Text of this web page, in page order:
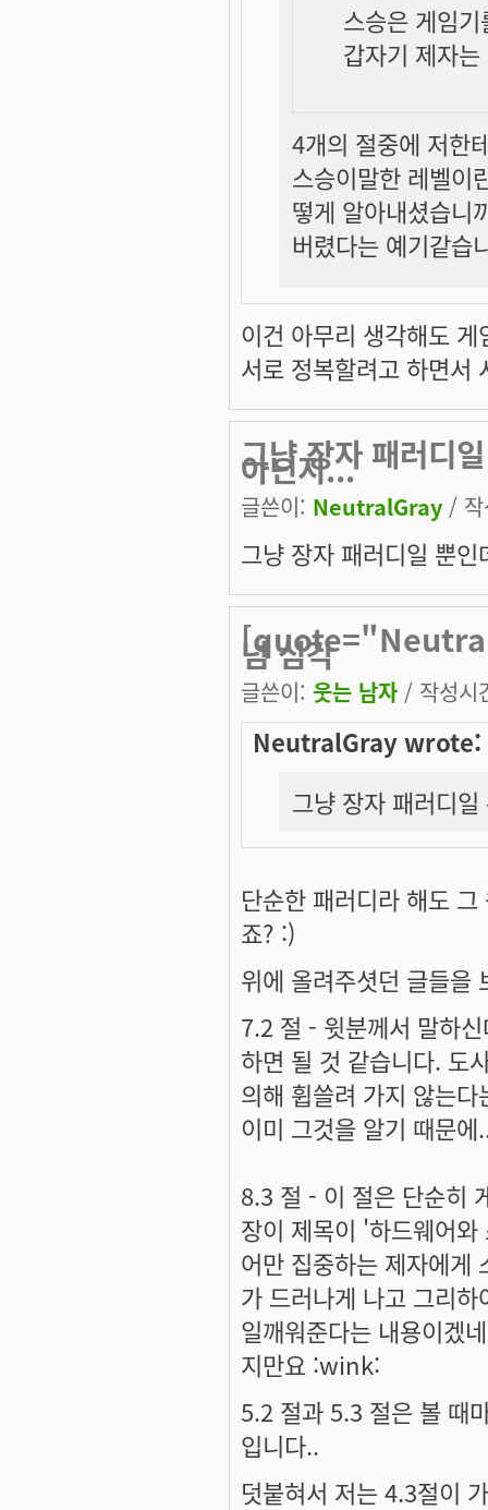
스승은 게임
갑자기 제자
4개의 절중에 저한
스승이말한 레벨이
떻게 알아내셨습니
버렸다는 예기같습
이건 아무리 생각해도
서로 정복할려고 하면서
그냥 장자 패러디
아닌지...
글쓴이: NeutralGray /
그냥 장자 패러디일 뿐
넘 심각
글쓴이: 웃는 남자 / 작성
NeutralGray wrote:
그냥 장자 패러디
단순한 패러디라 해도
죠? :)
위에 올려주셧던 글들을
7.2 절 - 윗분께서 말하
하면 될 것 같습니다. 도
의해 휩쓸려 가지 않는
이미 그것을 알기 때문에
8.3 절 - 이 절은 단순히
장이 제목이 '하드웨어
어만 집중하는 제자에게
가 드러나게 나고 그리
일깨워준다는 내용이겠
지만요 :wink:
5.2 절과 5.3 절은 볼 때
입니다..
덧붙혀서 저는 4.3절이